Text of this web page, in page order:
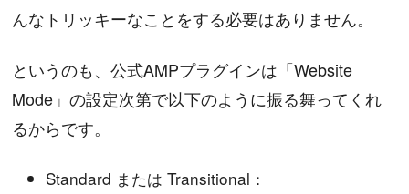
んなトリッキーなことをする必要はありません。
というのも、公式AMPプラグインは「Website
Mode」の設定次第で以下のように振る舞ってくれ
るからです。
Standard または Transitional：